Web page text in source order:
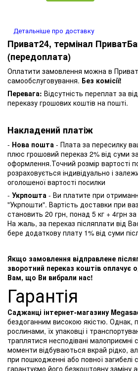
Детальніше про доставку
Приват24, термінал
(передоплата)
Оплатити замовлення можна в
самообслуговування. Без комісії!
Перевага: Відсутність переплат за
переказу грошових коштів на пошті.
Накладений платіж
- Нова пошта - Плата за пересилку
плюс грошовий переказ 2% від суми
оформлення.Точний розмір вартості
розраховується індивідуально і
оголошеної вартості посилки
- Укрпошта - Ви платите при
"Укрпошти". Вартість доставки при
становить 20 грн, понад 5 кг + 4грн
На жаль, за переказ післяплати від
бере додаткову плату 1% від суми
Якщо замовлення відправлене
зворотний переказ коштів оплачує
Вам, що Ви вибрали нас!
Гарантія
Саджанці інтернет-магазину
бездоганним високою якістю. Однак,
рослинами, їх упаковці і
траплятися несподівані малоприємні
моменти відбуваються вкрай рідко,
при пошкодженні або повної
гарантуємо його безкоштовну заміну